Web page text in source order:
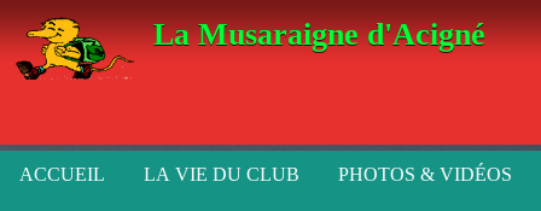
La Musaraigne d'Acigné
ACCUEIL LA VIE DU CLUB PHOTOS & VIDÉOS
Panneau de gestion des cookies